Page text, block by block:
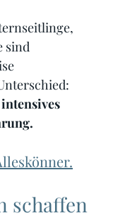
sind
intensives
schaffen